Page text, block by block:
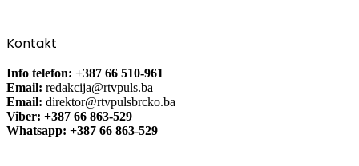
Kontakt
Info telefon: +387 66 510-961
Email: redakcija@rtvpuls.ba
Email: direktor@rtvpulsbrcko.ba
Viber: +387 66 863-529
Whatsapp: +387 66 863-529